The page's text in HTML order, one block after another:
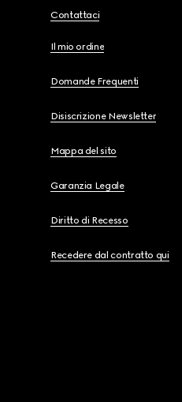
Contattaci
Il mio ordine
Domande Frequenti
Disiscrizione Newsletter
Mappa del sito
Garanzia Legale
Diritto di Recesso
Recedere dal contratto qui